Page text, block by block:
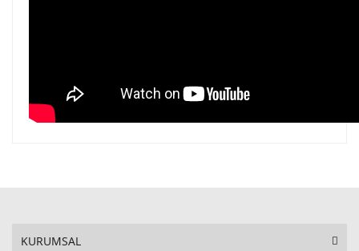
KURUMSAL